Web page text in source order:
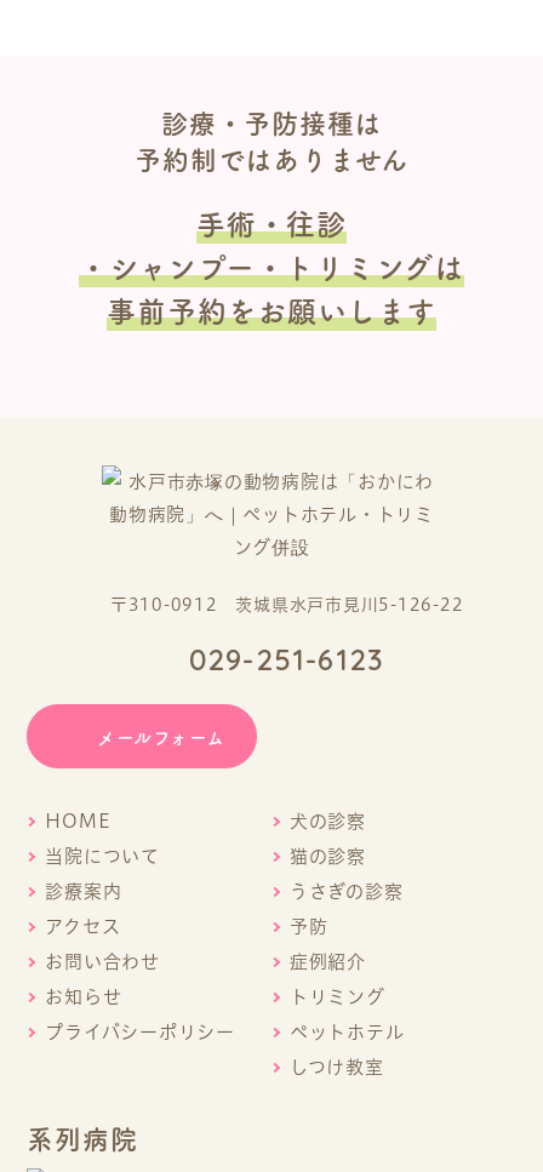
診療・予防接種は
予約制ではありません
手術・往診
・シャンプー・トリミングは
事前予約をお願いします
〒310-0912 茨城県水戸市見川5-126-22
029-251-6123
メールフォーム
HOME
当院について
診療案内
アクセス
お問い合わせ
お知らせ
プライバシーポリシー
犬の診察
猫の診察
うさぎの診察
予防
症例紹介
トリミング
ペットホテル
しつけ教室
系列病院